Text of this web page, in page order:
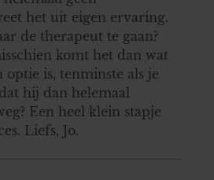
het uit eigen ervaring.
de therapeut te gaan?
komt het dan wat
is, tenminste als je
hij dan helemaal
Een heel klein stapje
Liefs, Jo.